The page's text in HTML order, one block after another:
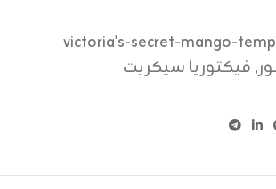
victoria's-secret-mango-
, فيكتوريا سيكريت